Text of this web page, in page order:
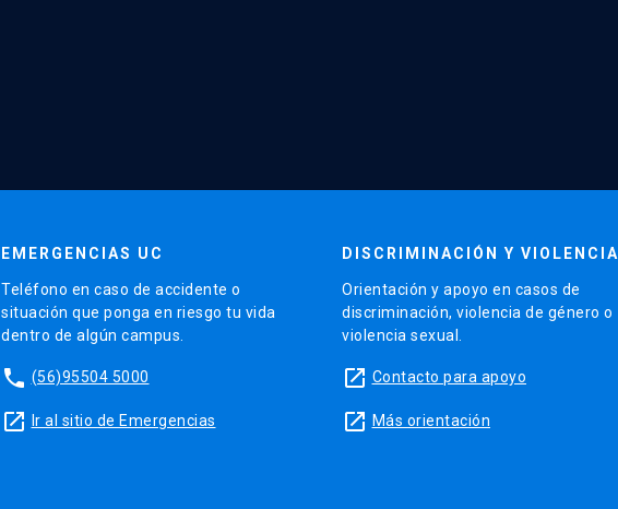
EMERGENCIAS UC
Teléfono en caso de accidente o
situación que ponga en riesgo tu vida
dentro de algún campus.
phone (56)95504 5000
launch Ir al sitio de Emergencias
DISCRIMINACIÓN Y VIOLENCIA
Orientación y apoyo en casos de
discriminación, violencia de género o
violencia sexual.
launch Contacto para apoyo
launch Más orientación